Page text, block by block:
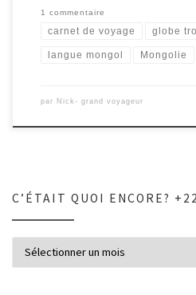
1 commentaire
carnet de voyage globe
langue mongol Mongolie
par Nick- grand voyageur
C’ÉTAIT QUOI ENCORE?